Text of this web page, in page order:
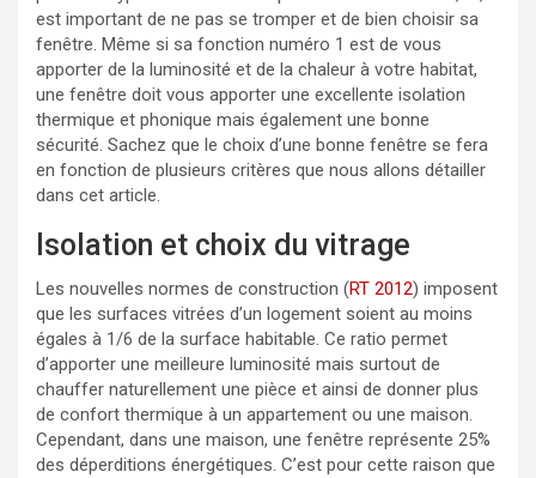
est important de ne pas se tromper et de bien choisir sa
fenêtre. Même si sa fonction numéro 1 est de vous
apporter de la luminosité et de la chaleur à votre habitat,
une fenêtre doit vous apporter une excellente isolation
thermique et phonique mais également une bonne
sécurité. Sachez que le choix d’une bonne fenêtre se fera
en fonction de plusieurs critères que nous allons détailler
dans cet article.
Isolation et choix du vitrage
Les nouvelles normes de construction (RT 2012) imposent
que les surfaces vitrées d’un logement soient au moins
égales à 1/6 de la surface habitable. Ce ratio permet
d’apporter une meilleure luminosité mais surtout de
chauffer naturellement une pièce et ainsi de donner plus
de confort thermique à un appartement ou une maison.
Cependant, dans une maison, une fenêtre représente 25%
des déperditions énergétiques. C’est pour cette raison que